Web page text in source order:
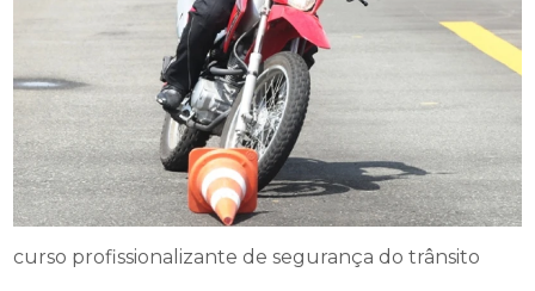
curso profissionalizante de segurança do trânsito